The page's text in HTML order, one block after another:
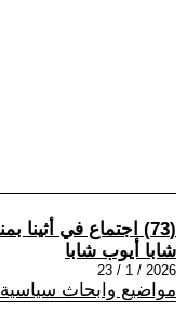
(73) اجتماع في أثينا بمناسبة ذكرى ثورة أكتوبر
شابا أيوب شابا
2026 / 1 / 23
مواضيع وابحاث سياسية